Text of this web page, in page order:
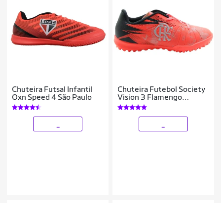
Chuteira Futsal Infantil
Oxn Speed 4 São Paulo
Chuteira Futebol Society
Vision 3 Flamengo
Infantil - OXN